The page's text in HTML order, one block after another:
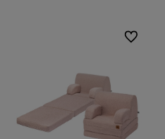
Do